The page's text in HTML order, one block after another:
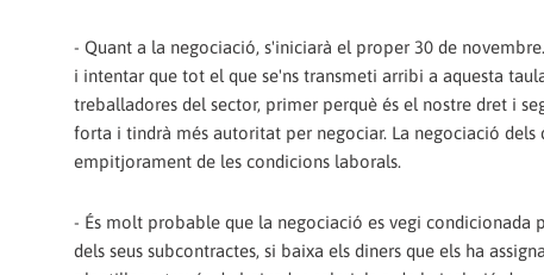
- Quant a la negociació, s'iniciarà el proper 30 de
i intentar que tot el que se'ns transmeti arribi a aquesta
treballadores del sector, primer perquè és el nostre dret i
forta i tindrà més autoritat per negociar. La negociació
empitjorament de les condicions laborals.
- És molt probable que la negociació es vegi condicionada
dels seus subcontractes, si baixa els diners que els ha